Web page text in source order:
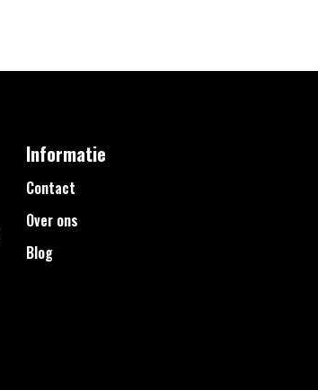
Informatie
Contact
Over ons
Blog